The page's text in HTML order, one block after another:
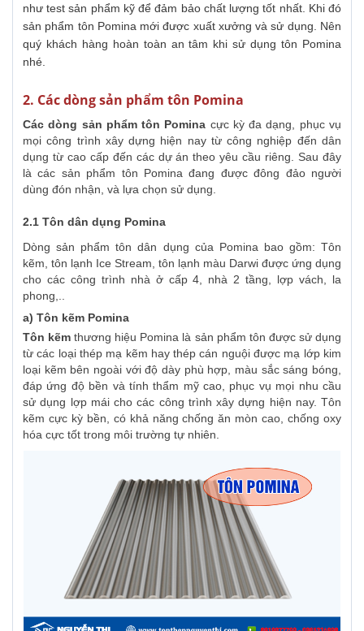
như test sản phẩm kỹ để đảm bảo chất lượng tốt nhất. Khi đó
sản phẩm tôn Pomina mới được xuất xưởng và sử dụng. Nên
quý khách hàng hoàn toàn an tâm khi sử dụng tôn Pomina
nhé.
2. Các dòng sản phẩm tôn Pomina
Các dòng sản phẩm tôn Pomina cực kỳ đa dạng, phục vụ
mọi công trình xây dựng hiện nay từ công nghiệp đến dân
dụng từ cao cấp đến các dự án theo yêu cầu riêng. Sau đây
là các sản phẩm tôn Pomina đang được đông đảo người
dùng đón nhận, và lựa chọn sử dụng.
2.1 Tôn dân dụng Pomina
Dòng sản phẩm tôn dân dụng của Pomina bao gồm: Tôn
kẽm, tôn lạnh Ice Stream, tôn lạnh màu Darwi được ứng dụng
cho các công trình nhà ở cấp 4, nhà 2 tầng, lợp vách, la
phong,..
a) Tôn kẽm Pomina
Tôn kẽmthương hiệu Pomina là sản phẩm tôn được sử dụng
từ các loại thép mạ kẽm hay thép cán nguội được mạ lớp kim
loại kẽm bên ngoài với độ dày phù hợp, màu sắc sáng bóng,
đáp ứng độ bền và tính thẩm mỹ cao, phục vụ mọi nhu cầu
sử dụng lợp mái cho các công trình xây dựng hiện nay. Tôn
kẽm cực kỳ bền, có khả năng chống ăn mòn cao, chống oxy
hóa cực tốt trong môi trường tự nhiên.